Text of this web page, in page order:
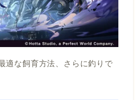
適な飼育方法、さらに釣りで